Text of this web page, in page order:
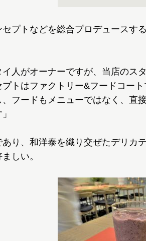
プトなどを総合プロデュースす
イ人がオーナーですが、当店のス
トはファクトリー&フードコー
、フードもメニューではなく、直
り、和洋泰を織り交ぜたデリカ
しい。